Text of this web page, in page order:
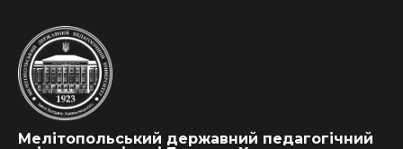
Мелітопольський державний педагогічний